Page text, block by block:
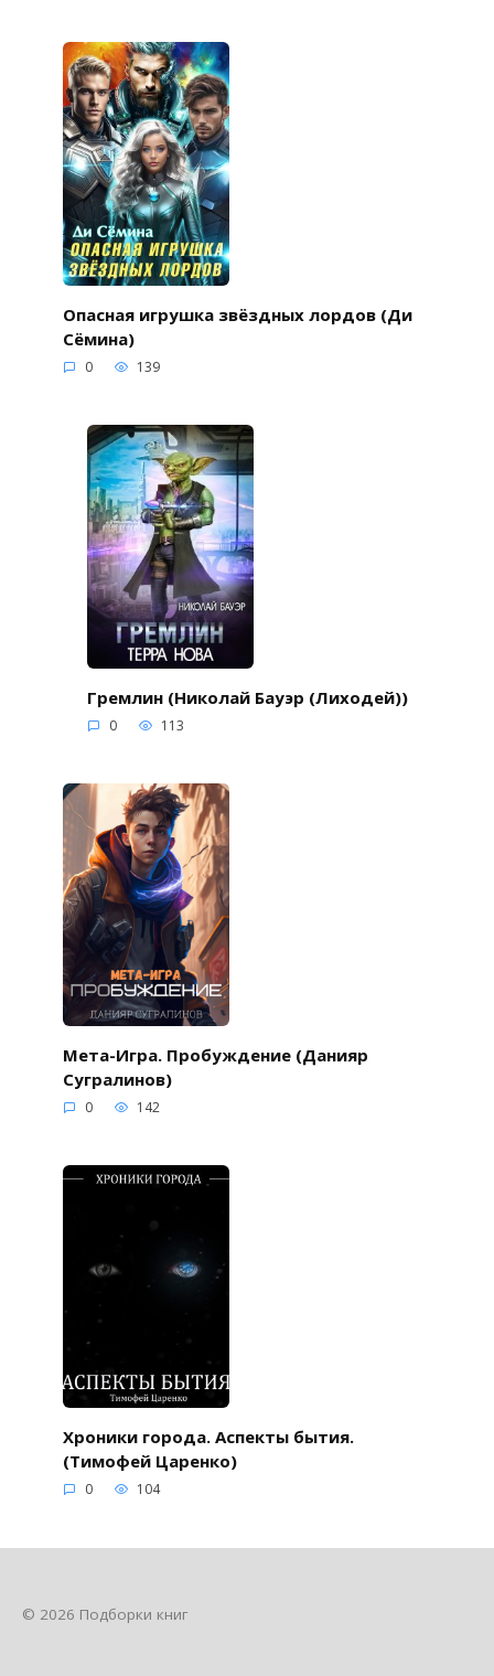
Опасная игрушка звёздных лордов (Ди
Сёмина)
0 139
Гремлин (Николай Бауэр (Лиходей))
0 113
Мета-Игра. Пробуждение (Данияр
Сугралинов)
0 142
Хроники города. Аспекты бытия.
(Тимофей Царенко)
0 104
© 2026 Подборки книг